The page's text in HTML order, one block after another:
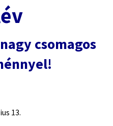
csomagos
13.